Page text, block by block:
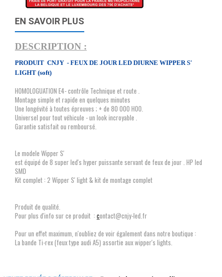
EN SAVOIR PLUS
DESCRIPTION :
PRODUIT CNJY - FEUX DE JOUR LED DIURNE WIPPER S'
LIGHT (soft)
HOMOLOGUATION E4- contrôle Technique et route .
Montage simple et rapide en quelques minutes
Une longévité à toutes épreuves ; + de 80 000 H00.
Universel pour tout véhicule - un look incroyable .
Garantie satisfait ou remboursé.
Le modele Wipper S'
est équipé de 8 super led's hyper puissante servant de feux de jour . HP led
SMD
Kit complet : 2 Wipper S' light & kit de montage complet
Produit de qualité.
Pour plus d'info sur ce produit : contact@cnjy-led.fr
Pour un effet maximum, n'oubliez de voir également dans notre boutique :
La bande Ti-rex (feux type audi A5) assortie aux wipper's lights.